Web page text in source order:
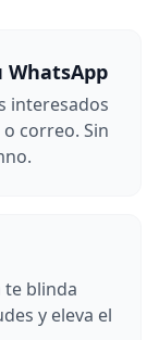
WhatsApp
interesados
correo. Sin
te blinda
y eleva el